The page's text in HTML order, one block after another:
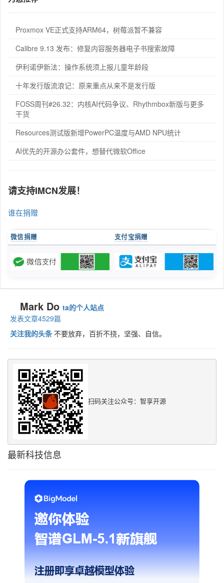
Proxmox VE正式支持ARM64，树莓派暂不兼容
Calibre 9.13 发布：修复内容服务器电子书搜索故障
伊利诺伊新法：操作系统须上报儿童年龄段
十年发行版流浪记：原来重点从来不是发行版
FOSS周刊#26.32：内核AI代码争议、Rhythmbox新版与更多
干货
Resources测试版新增PowerPC温度与AMD NPU统计
AI优先的开源办公套件，想替代微软Office
请支持IMCN发展！
谁在捐赠
微信捐赠 支付宝捐赠
Mark Do ta的个人站点
发表文章4529篇
关注我的头条 不要放弃，百折不挠，坚强、自信。
扫码关注公众号：智享开源
最新科技信息